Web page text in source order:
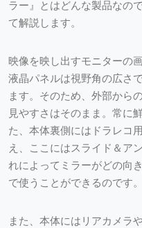
ラー』とはどんな製品なの
て解説します。
映像を映し出すモニターの
液晶パネルは視野角の広さ
ます。そのため、外部から
見やすさはそのまま。常に
た、本体裏側にはドラレコ
え、ここにはスライド＆ア
れによってミラーがどの向
で使うことができるのです。
また、本体にはリアカメラ